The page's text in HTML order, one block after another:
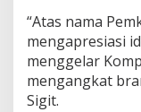
“Atas nama
mengapresiasi
menggelar
mengangkat
Sigit.